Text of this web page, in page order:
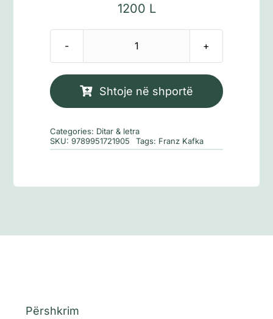
1200 L
Sasi
Milenës
Shtoje në shportë
Categories: Ditar & letra
SKU:9789951721905 Tags: Franz Kafka
Përshkrim